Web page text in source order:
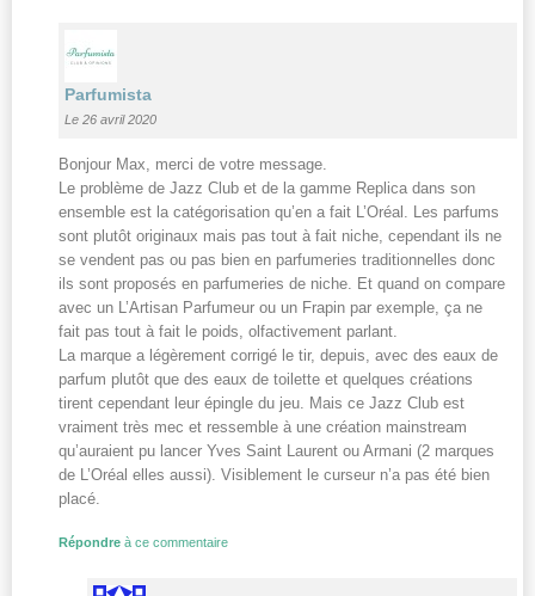
Parfumista
Le 26 avril 2020
Bonjour Max, merci de votre message.
Le problème de Jazz Club et de la gamme Replica dans son
ensemble est la catégorisation qu’en a fait L’Oréal. Les parfums
sont plutôt originaux mais pas tout à fait niche, cependant ils ne
se vendent pas ou pas bien en parfumeries traditionnelles donc
ils sont proposés en parfumeries de niche. Et quand on compare
avec un L’Artisan Parfumeur ou un Frapin par exemple, ça ne
fait pas tout à fait le poids, olfactivement parlant.
La marque a légèrement corrigé le tir, depuis, avec des eaux de
parfum plutôt que des eaux de toilette et quelques créations
tirent cependant leur épingle du jeu. Mais ce Jazz Club est
vraiment très mec et ressemble à une création mainstream
qu’auraient pu lancer Yves Saint Laurent ou Armani (2 marques
de L’Oréal elles aussi). Visiblement le curseur n’a pas été bien
placé.
Répondre à ce commentaire